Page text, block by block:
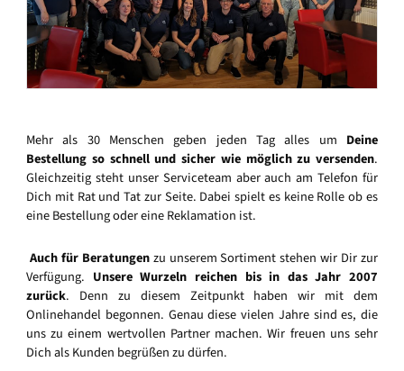
Mehr als 30 Menschen geben jeden Tag alles um Deine
Bestellung so schnell und sicher wie möglich zu versenden.
Gleichzeitig steht unser Serviceteam aber auch am Telefon für
Dich mit Rat und Tat zur Seite. Dabei spielt es keine Rolle ob es
eine Bestellung oder eine Reklamation ist.
Auch für Beratungenzu unserem Sortiment stehen wir Dir zur
Verfügung. Unsere Wurzeln reichen bis in das Jahr 2007
zurück. Denn zu diesem Zeitpunkt haben wir mit dem
Onlinehandel begonnen. Genau diese vielen Jahre sind es, die
uns zu einem wertvollen Partner machen. Wir freuen uns sehr
Dich als Kunden begrüßen zu dürfen.